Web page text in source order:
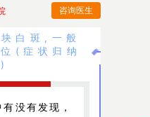
咨询医生
白斑,一般
(症状归纳
没有发现，